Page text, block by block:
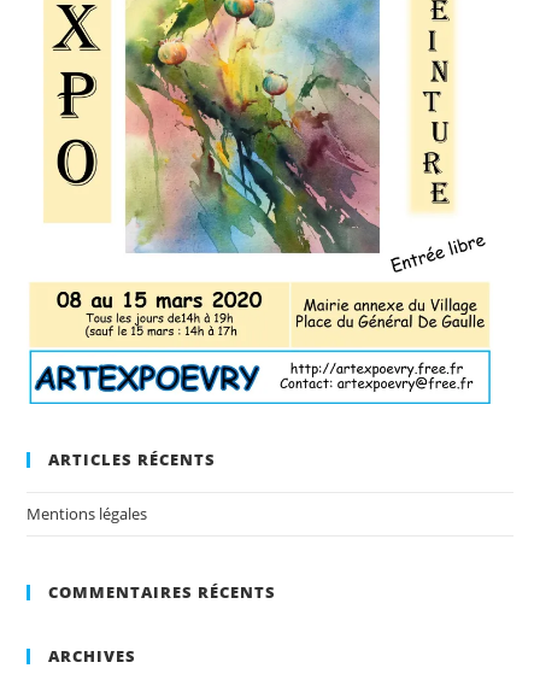
ARTICLES RÉCENTS
Mentions légales
COMMENTAIRES RÉCENTS
ARCHIVES